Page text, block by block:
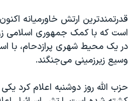
قدرتمندترین ارتش خاورمیانه
است که با کمک جمهوری اسلامی
در یک محیط شهری پرازدحام، با
وسیع زیرزمینی می‌جنگند.
حزب الله روز دوشنبه اعلام کرد